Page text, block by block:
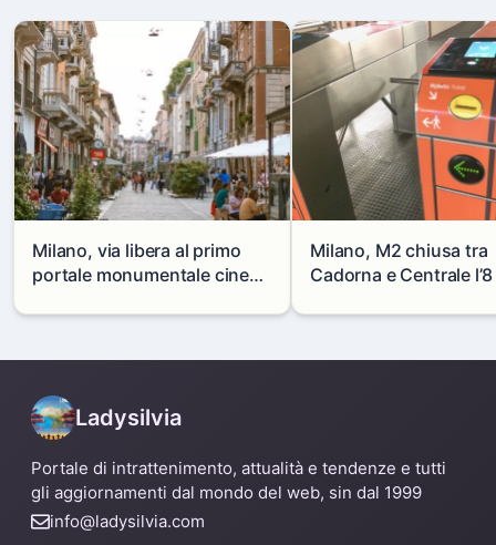
Milano, via libera al primo
portale monumentale cinese
Milano, M2 chiusa tra
Cadorna e Centrale
alternative
Ladysilvia
Portale di intrattenimento, attualità e tendenze e tutti
gli aggiornamenti dal mondo del web, sin dal 1999
info@ladysilvia.com